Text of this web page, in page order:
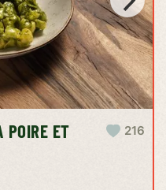
POIRE ET
216